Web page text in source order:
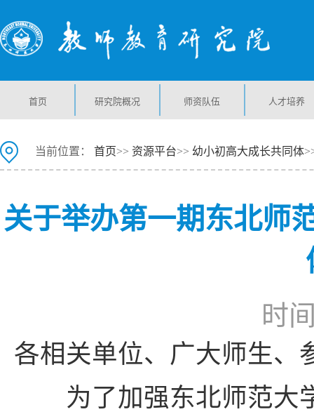
首页 研究院概况 师资队伍 人才培养
当前位置： 首页>> 资源平台>> 幼小初高大成长共同体
关于举办第一期东北师
时
各相关单位、广大师生、
为了加强东北师范大学